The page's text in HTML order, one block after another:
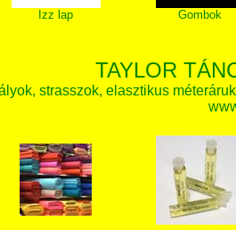
Izz lap Gombok
TAYLOR
strasszok, elasztikus